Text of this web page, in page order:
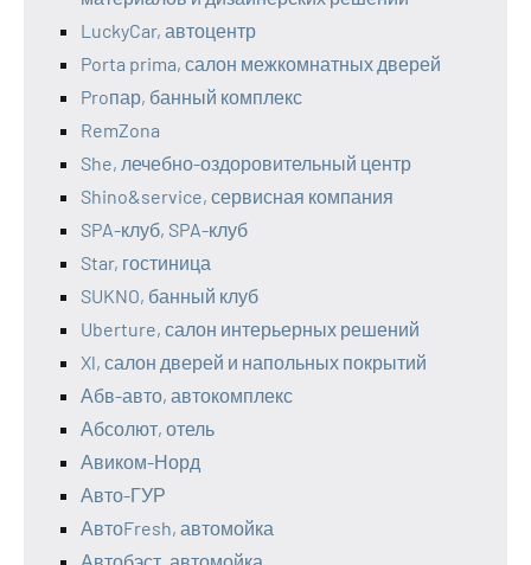
LuckyCar, автоцентр
Porta prima, салон межкомнатных дверей
Proпар, банный комплекс
RemZona
She, лечебно-оздоровительный центр
Shino&service, сервисная компания
SPA-клуб, SPA-клуб
Star, гостиница
SUKNO, банный клуб
Uberture, салон интерьерных решений
Xl, салон дверей и напольных покрытий
Абв-авто, автокомплекс
Абсолют, отель
Авиком-Норд
Авто-ГУР
АвтоFresh, автомойка